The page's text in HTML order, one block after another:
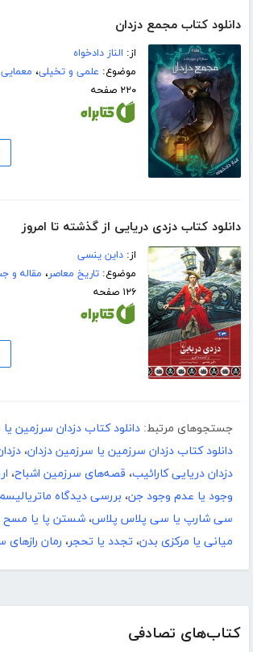
کتاب‌های تصادفی
دانلود کتاب مجمع دزدان
از: الناز دادخواه
موضوع: علمی و تخیلی، معمایی
۲۲۰ صفحه
دانلود کتاب دزدی دریایی از گذشته تا امروز
از:داین ینسی
موضوع:تاریخ معاصر، مقاله و
۱۲۶ صفحه
جستجوهای مرتبط: دانلود کتاب دزدان سرزمین
دانلود کتاب دزدان سرزمین یا سرزمین دزدان،
دزدان دریایی کارائیب، قصه‌های سرزمین اشباح،
وجود یا عدم وجود جن، بررسی دیدگاه ماتریالیسم
سی شارپ یا سی پلاس پلاس، شستن پا یا مسح
میانی یا مرکزی بدن، تجدد یا تحجر، رمان